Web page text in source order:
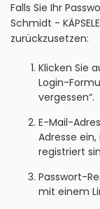
Falls Sie Ihr
Schmidt -
zurückzusetzen:
Klicken Sie
Login-
vergessen“.
E-Mail-
Adresse ein,
registriert
Passwort-
mit einem